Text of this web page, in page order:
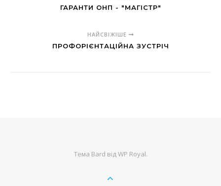
ГАРАНТИ ОНП - "МАГІСТР"
НАЙСВІЖІШЕ
ПРОФОРІЄНТАЦІЙНА ЗУСТРІЧ
Тема Bard відWP Royal.